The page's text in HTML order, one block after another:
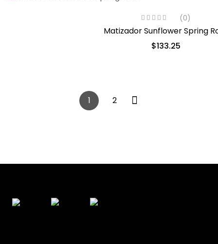
(0)
Matizador Sunflower Spring
$133.25
1 2